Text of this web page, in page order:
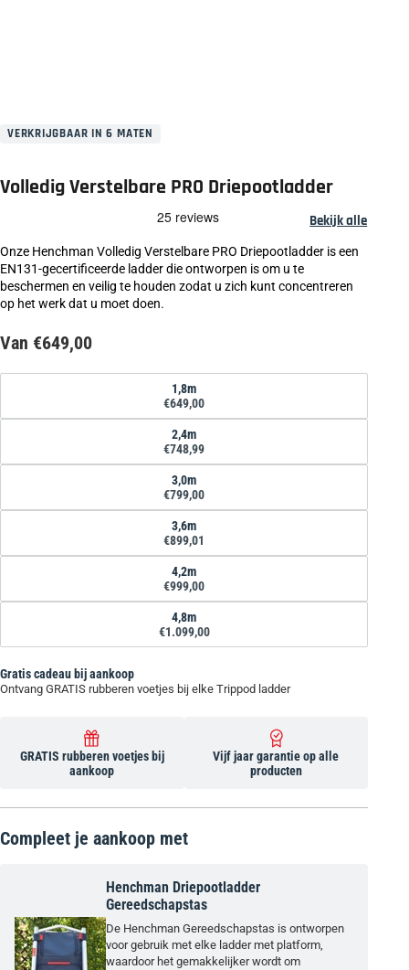
VERKRIJGBAAR IN 6 MATEN
Volledig Verstelbare PRO Driepootladder
Bekijk alle
Onze Henchman Volledig Verstelbare PRO Driepootladder is een
EN131-gecertificeerde ladder die ontworpen is om u te
beschermen en veilig te houden zodat u zich kunt concentreren
op het werk dat u moet doen.
Van €649,00
1,8m
€649,00
2,4m
€748,99
3,0m
€799,00
3,6m
€899,01
4,2m
€999,00
4,8m
€1.099,00
Gratis cadeau bij aankoop
Ontvang GRATIS rubberen voetjes bij elke Trippod ladder
GRATIS rubberen voetjes bij
aankoop
Vijf jaar garantie op alle
producten
Compleet je aankoop met
Henchman Driepootladder
Gereedschapstas
De Henchman Gereedschapstas is ontworpen
voor gebruik met elke ladder met platform,
waardoor het gemakkelijker wordt om